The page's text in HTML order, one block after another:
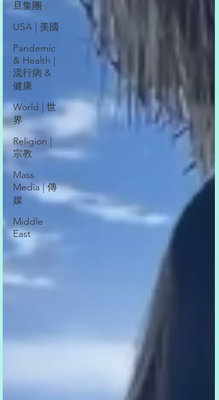
旦集團
USA | 美國
Pandemic
& Health |
流行病 &
健康
World | 世
界
Religion |
宗教
Mass
Media | 傳
媒
Middle
East